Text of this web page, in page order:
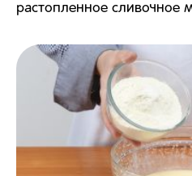
растопленное сливочное